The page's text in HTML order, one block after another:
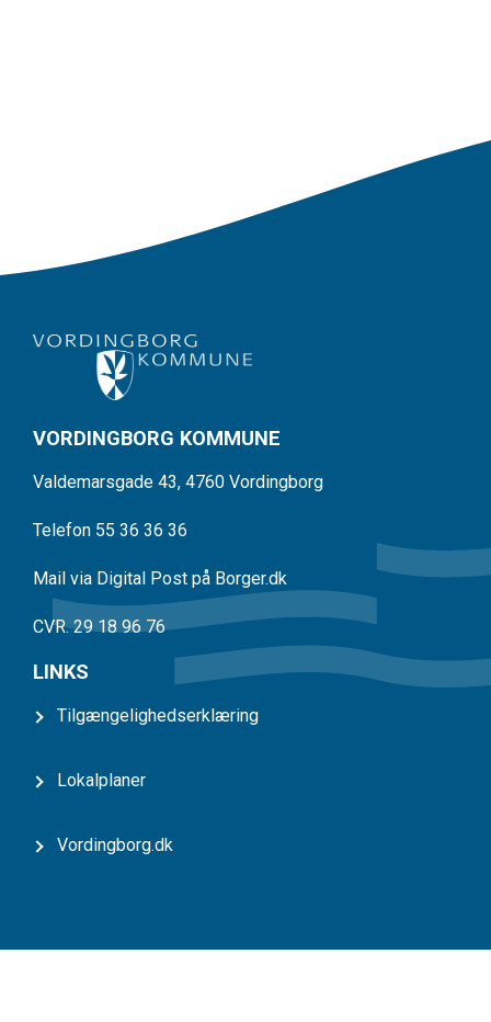
VORDINGBORG KOMMUNE
Valdemarsgade 43, 4760 Vordingborg
Telefon 55 36 36 36
Mail via Digital Post på Borger.dk
CVR. 29 18 96 76
LINKS
Tilgængelighedserklæring
Lokalplaner
Vordingborg.dk